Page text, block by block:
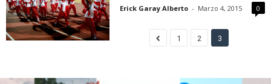
Erick Garay Alberto - Marzo 4, 2015 0
1 2 3